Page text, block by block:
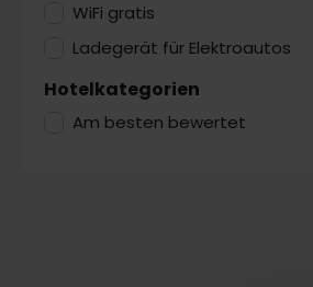
WiFi gratis
Ladegerät für Elektroautos
Hotelkategorien
Am besten bewertet